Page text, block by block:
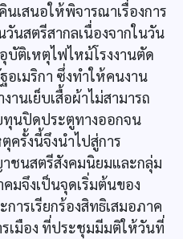
นเสนอให้พิจารณาเรื่องการ
นสตรีสากลเนื่องจากในวัน
ติเหตุไฟไหม้โรงงานตัด
อเมริกา ซึ่งทำให้คนงาน
นเย็บเสื้อผ้าไม่สามารถ
นปิดประตูทางออกจน
ครั้งนี้จึงนำไปสู่การ
ชนสตรีสังคมนิยมและกลุ่ม
มจึงเป็นจุดเริ่มต้นของ
ารเรียกร้องสิทธิเสมอภาค
เมือง ที่ประชุมมีมติให้วันที่